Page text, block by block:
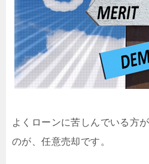
よくローンに苦しんでいる方
のが、任意売却です。